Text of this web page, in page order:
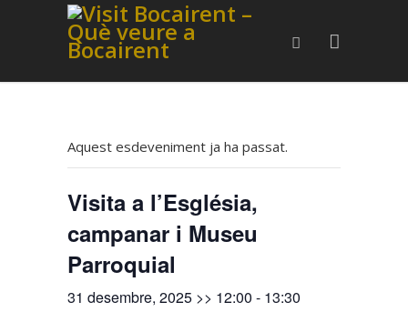
Aquest esdeveniment ja ha passat.
Visita a l’Església,
campanar i Museu
Parroquial
31 desembre, 2025 >> 12:00 - 13:30